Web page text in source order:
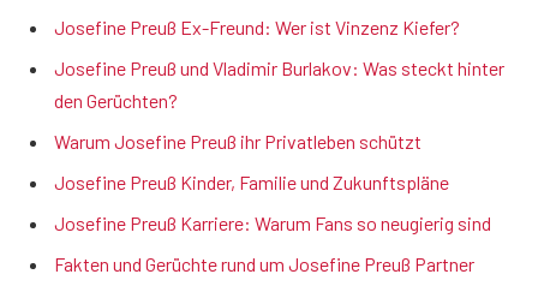
Josefine Preuß Ex-Freund: Wer ist Vinzenz Kiefer?
Josefine Preuß und Vladimir Burlakov: Was steckt hinter
den Gerüchten?
Warum Josefine Preuß ihr Privatleben schützt
Josefine Preuß Kinder, Familie und Zukunftspläne
Josefine Preuß Karriere: Warum Fans so neugierig sind
Fakten und Gerüchte rund um Josefine Preuß Partner